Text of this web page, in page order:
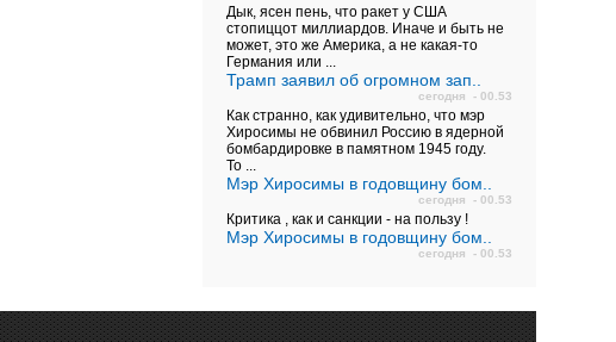
Дык, ясен пень, что ракет у США
стопиццот миллиардов. Иначе и быть не
может, это же Америка, а не какая-то
Германия или ...
Трамп заявил об огромном зап..
сегодня - 00.53
Как странно, как удивительно, что мэр
Хиросимы не обвинил Россию в ядерной
бомбардировке в памятном 1945 году.
То ...
Мэр Хиросимы в годовщину бом..
сегодня - 00.53
Критика , как и санкции - на пользу !
Мэр Хиросимы в годовщину бом..
сегодня - 00.53